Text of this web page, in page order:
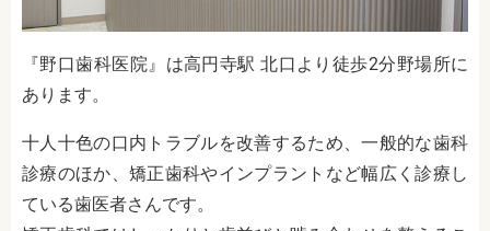
『野口歯科医院』は高円寺駅 北口より徒歩2分野場所に
あります。
十人十色の口内トラブルを改善するため、一般的な歯科
診療のほか、矯正歯科やインプラントなど幅広く診療し
ている歯医者さんです。